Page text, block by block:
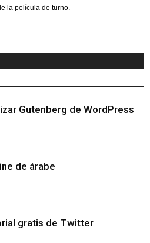
la película de turno.
Gutenberg de WordPress
de árabe
gratis de Twitter